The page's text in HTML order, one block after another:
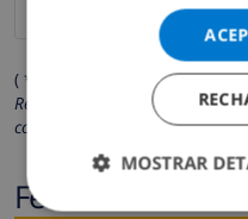
( * Los campos marcados
Respetamos su privacidad.
compartidos con ninguna otra
Fechas
MOSTRAR